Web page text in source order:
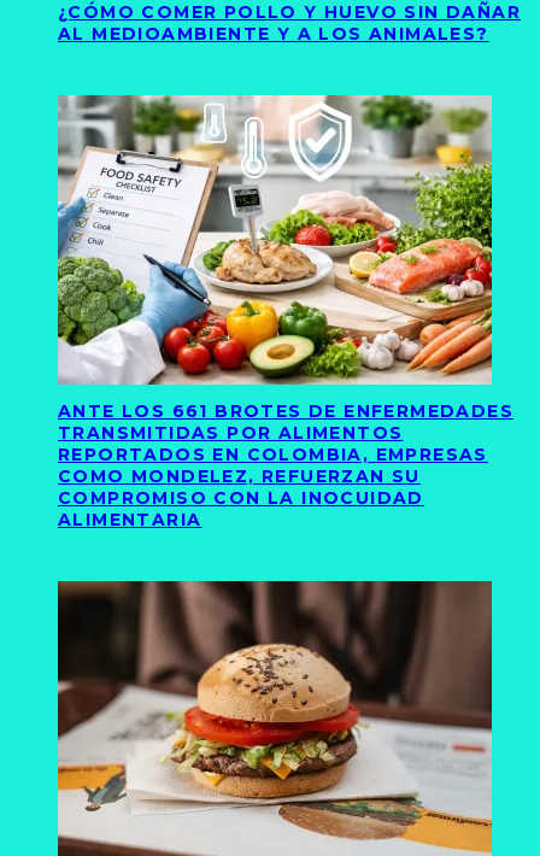
¿CÓMO COMER POLLO Y HUEVO SIN DAÑAR
AL MEDIOAMBIENTE Y A LOS ANIMALES?
ANTE LOS 661 BROTES DE ENFERMEDADES
TRANSMITIDAS POR ALIMENTOS
REPORTADOS EN COLOMBIA, EMPRESAS
COMO MONDELEZ, REFUERZAN SU
COMPROMISO CON LA INOCUIDAD
ALIMENTARIA